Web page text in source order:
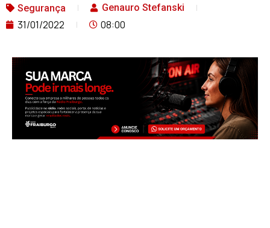
Segurança Genauro Stefanski
31/01/2022 08:00